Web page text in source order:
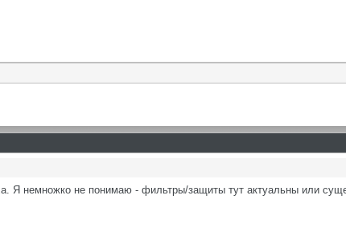
Я немножко не понимаю - фильтры/защиты тут актуальны или